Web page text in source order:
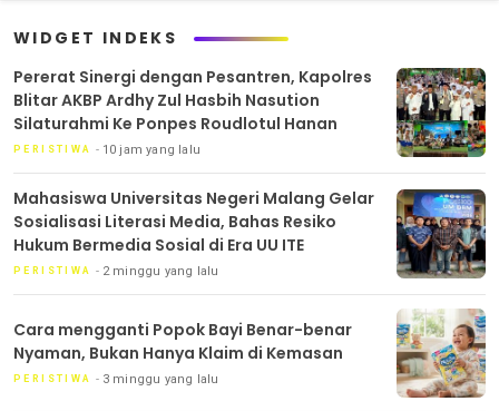
WIDGET INDEKS
Pererat Sinergi dengan Pesantren, Kapolres
Blitar AKBP Ardhy Zul Hasbih Nasution
Silaturahmi Ke Ponpes Roudlotul Hanan
PERISTIWA 10 jam yang lalu
Mahasiswa Universitas Negeri Malang Gelar
Sosialisasi Literasi Media, Bahas Resiko
Hukum Bermedia Sosial di Era UU ITE
PERISTIWA 2 minggu yang lalu
Cara mengganti Popok Bayi Benar-benar
Nyaman, Bukan Hanya Klaim di Kemasan
PERISTIWA 3 minggu yang lalu